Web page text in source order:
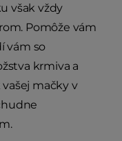
však vždy
Pomôže vám
vám so
krmiva a
mačky v